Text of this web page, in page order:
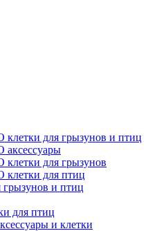
клетки для грызунов и птиц
аксессуары
клетки для грызунов
клетки для птиц
грызунов и птиц
для птиц
и клетки